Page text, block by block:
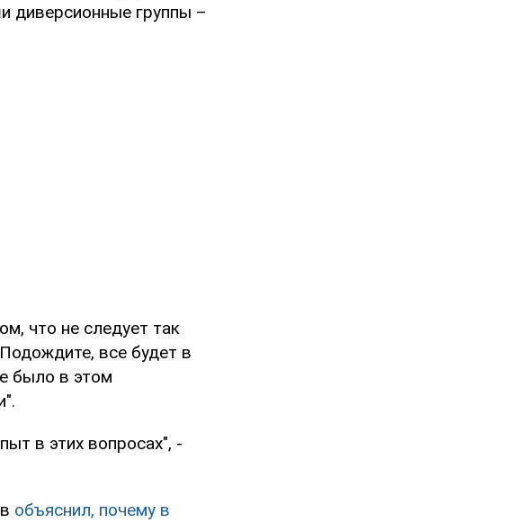
диверсионные группы –
что не следует так
все будет в
было в этом
в этих вопросах", -
объяснил, почему в